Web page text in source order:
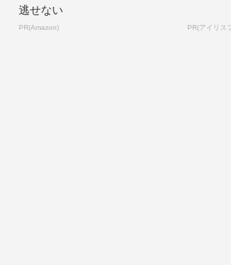
逃せない
PR(Amazon) PR(アイリス